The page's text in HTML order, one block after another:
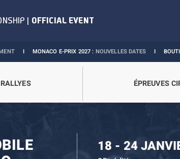
MONACO E-PRIX 2027 :NOUVELLES DATESIBOUTIQUE
ÉPREUVES
18 - 24